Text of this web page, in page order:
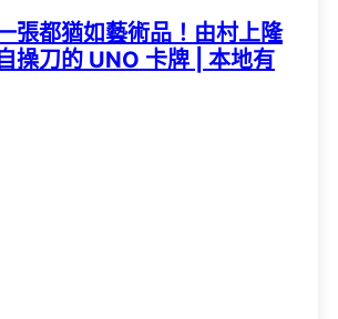
張都猶如藝術品！由村上隆
操刀的 UNO 卡牌 | 本地有